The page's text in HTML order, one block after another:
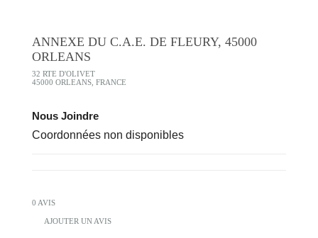
ANNEXE DU C.A.E. DE FLEURY, 45000
ORLEANS
32 RTE D'OLIVET
45000 ORLEANS, FRANCE
Nous Joindre
Coordonnées non disponibles
0 AVIS
AJOUTER UN AVIS